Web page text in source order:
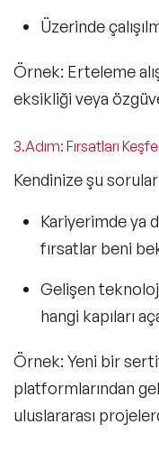
Üzerinde
Örnek: Erteleme
eksikliği veya
3.Adım: Fırsatları
Kendinize şu
Kariyerimde ya
fırsatlar beni
Gelişen
hangi kapıları
Örnek: Yeni bir
platformlarından
uluslararası